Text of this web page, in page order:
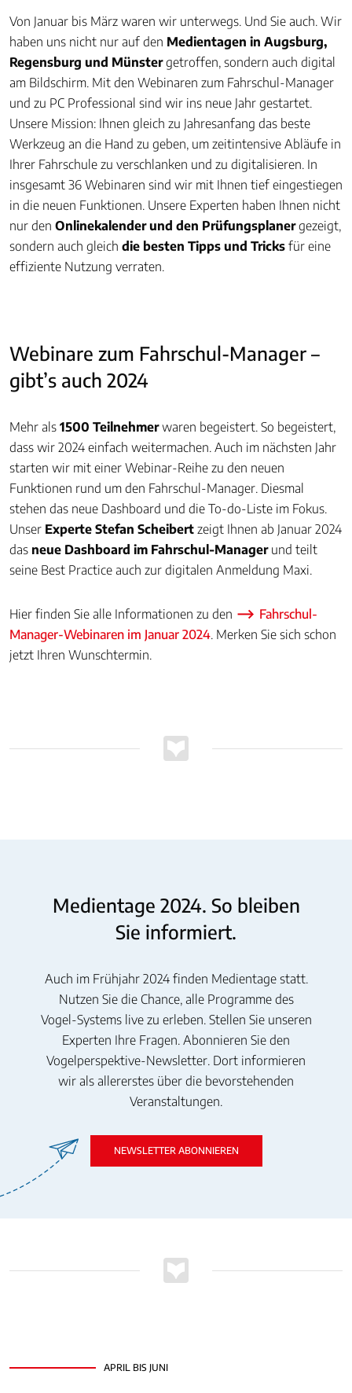
Von Januar bis März waren wir unterwegs. Und Sie auch. Wir
haben uns nicht nur auf den Medientagen in Augsburg,
Regensburg und Münstergetroffen, sondern auch digital
am Bildschirm. Mit den Webinaren zum Fahrschul-Manager
und zu PC Professional sind wir ins neue Jahr gestartet.
Unsere Mission: Ihnen gleich zu Jahresanfang das beste
Werkzeug an die Hand zu geben, um zeitintensive Abläufe in
Ihrer Fahrschule zu verschlanken und zu digitalisieren. In
insgesamt 36 Webinaren sind wir mit Ihnen tief eingestiegen
in die neuen Funktionen. Unsere Experten haben Ihnen nicht
nur den Onlinekalender und den Prüfungsplanergezeigt,
sondern auch gleich die besten Tipps und Tricks für eine
effiziente Nutzung verraten.
Webinare zum Fahrschul-Manager –
gibt’s auch 2024
Mehr als 1500 Teilnehmerwaren begeistert. So begeistert,
dass wir 2024 einfach weitermachen. Auch im nächsten Jahr
starten wir mit einer Webinar-Reihe zu den neuen
Funktionen rund um den Fahrschul-Manager. Diesmal
stehen das neue Dashboard und die To-do-Liste im Fokus.
Unser Experte Stefan Scheibert zeigt Ihnen ab Januar 2024
das neue Dashboard im Fahrschul-Managerund teilt
seine Best Practice auch zur digitalen Anmeldung Maxi.
Hier finden Sie alle Informationen zu den
Fahrschul-
Manager-Webinaren im Januar 2024. Merken Sie sich schon
jetzt Ihren Wunschtermin.
Medientage 2024. So bleiben
Sie informiert.
Auch im Frühjahr 2024 finden Medientage statt.
Nutzen Sie die Chance, alle Programme des
Vogel-Systems live zu erleben. Stellen Sie unseren
Experten Ihre Fragen. Abonnieren Sie den
Vogelperspektive-Newsletter. Dort informieren
wir als allererstes über die bevorstehenden
Veranstaltungen.
NEWSLETTER ABONNIEREN
APRIL BIS JUNI